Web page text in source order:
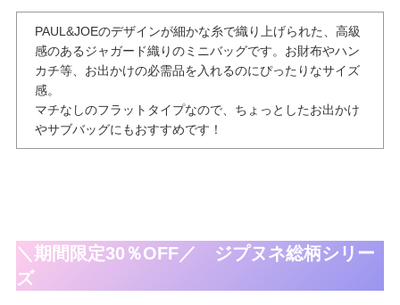
特定商取引法に基づく表記
プライバシーポリシー
PAUL&JOEのデザインが細かな糸で織り上げられた、高級
感のあるジャガード織りのミニバッグです。お財布やハン
カチ等、お出かけの必需品を入れるのにぴったりなサイズ
感。
マチなしのフラットタイプなので、ちょっとしたお出かけ
やサブバッグにもおすすめです！
＼期間限定30％OFF／ ジプヌネ総柄シリー
ズ